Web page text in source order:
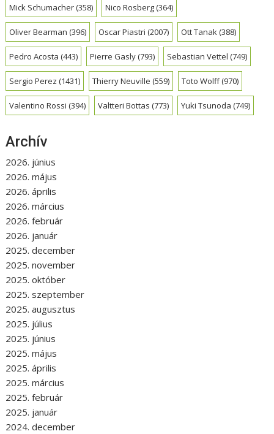
Mick Schumacher(358) Nico Rosberg(364)
Oliver Bearman (396) Oscar Piastri (2007) Ott Tanak(388)
Pedro Acosta (443) Pierre Gasly(793) Sebastian Vettel (749)
Sergio Perez (1431) Thierry Neuville (559) Toto Wolff(970)
Valentino Rossi (394) Valtteri Bottas (773) Yuki Tsunoda (749)
Archív
2026. június
2026. május
2026. április
2026. március
2026. február
2026. január
2025. december
2025. november
2025. október
2025. szeptember
2025. augusztus
2025. július
2025. június
2025. május
2025. április
2025. március
2025. február
2025. január
2024. december